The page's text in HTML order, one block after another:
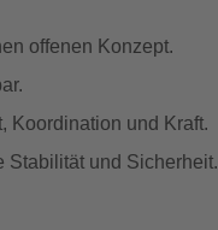
offenen Konzept.
Koordination und Kraft.
Stabilität und Sicherheit.